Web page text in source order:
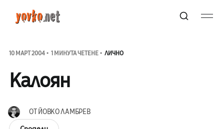
10 МАРТ 2004 1 МИНУТА ЧЕТЕНЕ ЛИЧНО
Калоян
ОТЙОВКО ЛАМБРЕВ